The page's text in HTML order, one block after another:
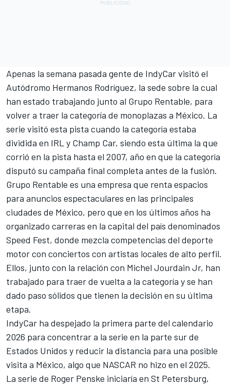
Apenas la semana pasada gente de IndyCar visitó el
Autódromo Hermanos Rodríguez, la sede sobre la cual
han estado trabajando junto al Grupo Rentable, para
volver a traer la categoría de monoplazas a México. La
serie visitó esta pista cuando la categoría estaba
dividida en IRL y Champ Car, siendo esta última la que
corrió en la pista hasta el 2007, año en que la categoría
disputó su campaña final completa antes de la fusión.
Grupo Rentable es una empresa que renta espacios
para anuncios espectaculares en las principales
ciudades de México, pero que en los últimos años ha
organizado carreras en la capital del país denominados
Speed Fest, donde mezcla competencias del deporte
motor con conciertos con artistas locales de alto perfil.
Ellos, junto con la relación con Michel Jourdain Jr, han
trabajado para traer de vuelta a la categoría y se han
dado paso sólidos que tienen la decisión en su última
etapa.
IndyCar ha despejado la primera parte del calendario
2026 para concentrar a la serie en la parte sur de
Estados Unidos y reducir la distancia para una posible
visita a México, algo que NASCAR no hizo en el 2025.
La serie de Roger Penske iniciaría en St Petersburg,